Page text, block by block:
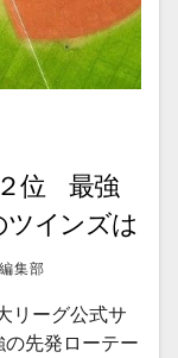
位 最強
インズは
集部
ーグ公式サ
先発ローテー